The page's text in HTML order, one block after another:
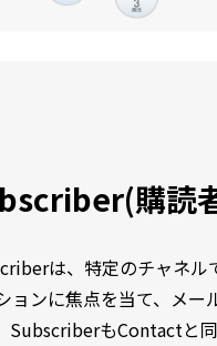
購読
は、特定のチャネル
ョンに焦点を当て、メ
SubscriberもContactと